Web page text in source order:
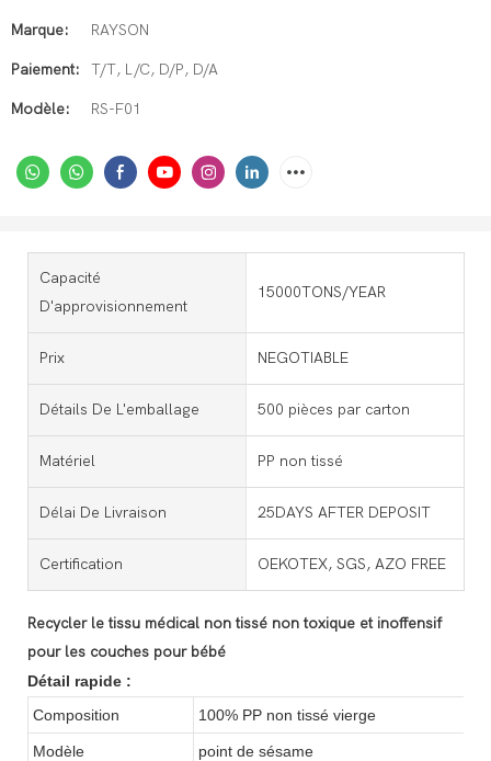
Marque: RAYSON
Paiement: T/T, L/C, D/P, D/A
Modèle: RS-F01
Capacité
D'approvisionnement
15000TONS/YEAR
Prix NEGOTIABLE
Détails De L'emballage 500 pièces par carton
Matériel PP non tissé
Délai De Livraison 25DAYS AFTER DEPOSIT
Certification OEKOTEX, SGS, AZO FREE
Recycler le tissu médical non tissé non toxique et inoffensif
pour les couches pour bébé
Détail rapide :
Composition
100% PP non tissé vierge
Modèle point de sésame